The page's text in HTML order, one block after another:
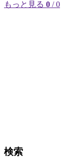
もっと見る 0 / 0
検索